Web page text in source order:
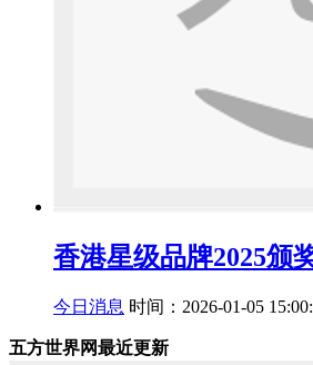
香港星级品牌2025颁
今日消息 时间：2026-01-05
五方世界网最近更新